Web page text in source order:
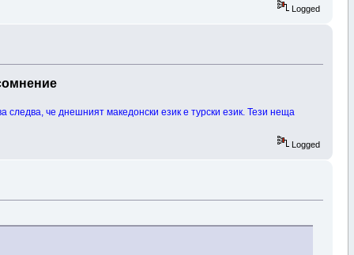
Logged
че днешният македонски език е турски език. Тези неща
Logged